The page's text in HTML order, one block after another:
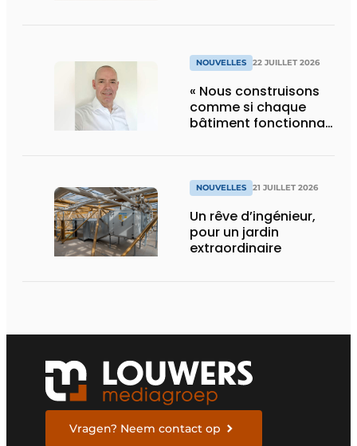
NOUVELLES 22 JUILLET 2026
« Nous construisons
comme si chaque
bâtiment fonctionnait
» NOUVELLES 21 JUILLET 2026
Un rêve d’ingénieur,
pour un jardin
extraordinaire
Vragen? Neem contact op